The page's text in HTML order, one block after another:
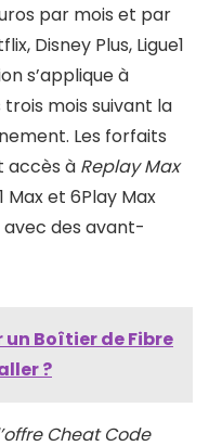
par mois et par
Disney Plus, Ligue1
s’applique à
mois suivant la
Les forfaits
accès à Replay Max
Max et 6Play Max
avec des avant-
un Boîtier de Fibre
?
Cheat Code